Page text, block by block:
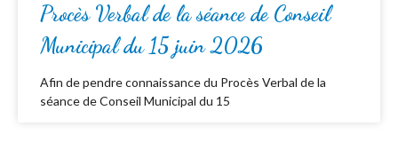
Procès Verbal de la séance de Conseil
Municipal du 15 juin 2026
Afin de pendre connaissance du Procès Verbal de la
séance de Conseil Municipal du 15